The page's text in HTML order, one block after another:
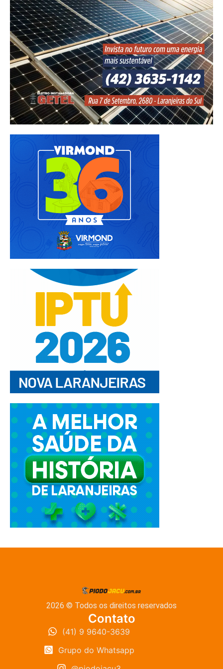
2026 © Todos os direitos reservados
Contato
(41) 9 9640-3639
Grupo do Whatsapp